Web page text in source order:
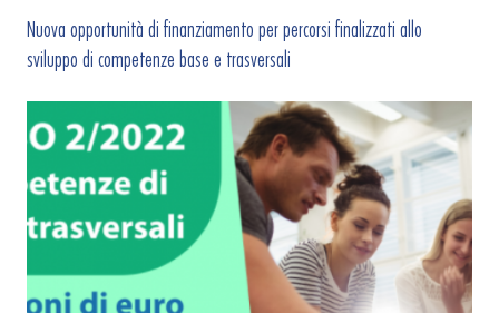
Nuova opportunità di finanziamento per percorsi finalizzati allo
sviluppo di competenze base e trasversali